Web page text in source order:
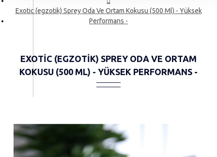
Exotic (egzotik) Sprey Oda Ve Ortam Kokusu (500 Ml) - Yüksek
Performans -
EXOTIC (EGZOTIK) SPREY ODA VE ORTAM
KOKUSU (500 ML) - YÜKSEK PERFORMANS -